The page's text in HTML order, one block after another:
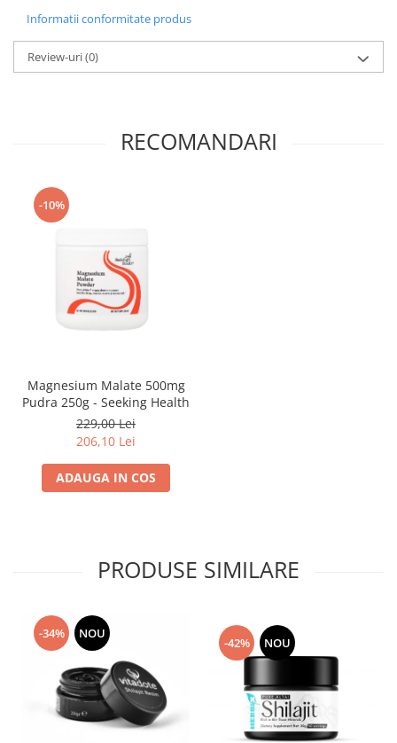
Informatii conformitate produs
Review-uri(0)
RECOMANDARI
-10%
Magnesium Malate 500mg
Pudra 250g - Seeking Health
229,00 Lei
206,10 Lei
ADAUGA IN COS
PRODUSE SIMILARE
-34% NOU
-42% NOU